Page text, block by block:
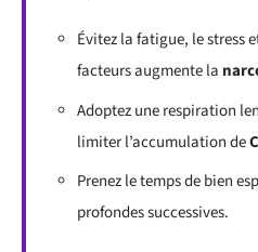
Évitez la fatigue, le stress
facteurs augmente la
Adoptez une respiration
limiter l’accumulation de
Prenez le temps de bien
profondes successives.